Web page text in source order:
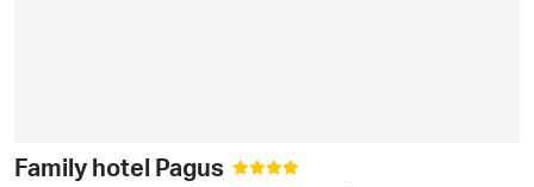
Family hotel Pagus